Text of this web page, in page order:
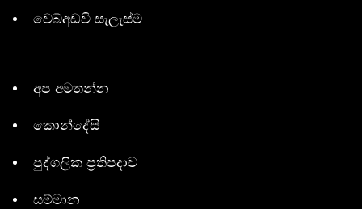
වෙබ්අඩවි සැලැස්ම
අප අමතන්න
කොන්දේසි
පුද්ගලික ප්‍රතිපදාව
සම්මාන